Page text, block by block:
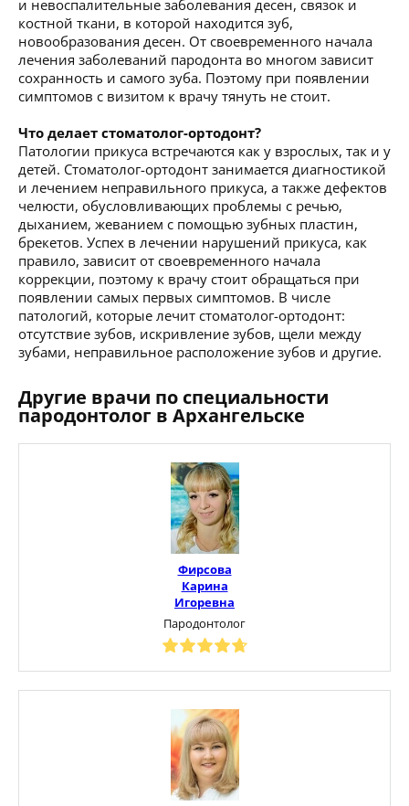
и невоспалительные заболевания десен, связок и
костной ткани, в которой находится зуб,
новообразования десен. От своевременного начала
лечения заболеваний пародонта во многом зависит
сохранность и самого зуба. Поэтому при появлении
симптомов с визитом к врачу тянуть не стоит.
Что делает стоматолог-ортодонт?
Патологии прикуса встречаются как у взрослых, так и у
детей. Стоматолог-ортодонт занимается диагностикой
и лечением неправильного прикуса, а также дефектов
челюсти, обусловливающих проблемы с речью,
дыханием, жеванием с помощью зубных пластин,
брекетов. Успех в лечении нарушений прикуса, как
правило, зависит от своевременного начала
коррекции, поэтому к врачу стоит обращаться при
появлении самых первых симптомов. В числе
патологий, которые лечит стоматолог-ортодонт:
отсутствие зубов, искривление зубов, щели между
зубами, неправильное расположение зубов и другие.
Другие врачи по специальности
пародонтолог в Архангельске
Фирсова
Карина
Игоревна
Пародонтолог